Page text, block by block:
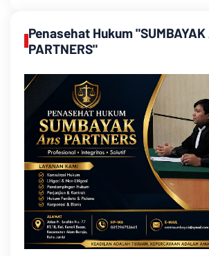
Penasehat Hukum
PARTNERS"